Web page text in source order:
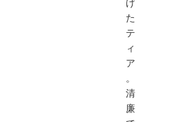
た
テ
ィ
ア
。
清
廉